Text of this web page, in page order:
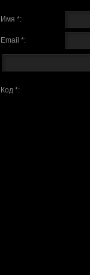
Имя *:
Email *:
Код *: